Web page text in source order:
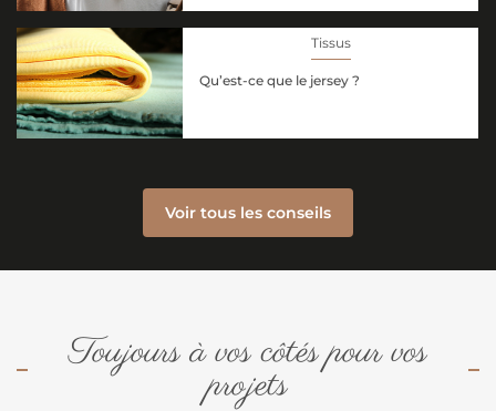
Tissus
Qu’est-ce que le jersey ?
Voir tous les conseils
Toujours à vos côtés pour vos
projets